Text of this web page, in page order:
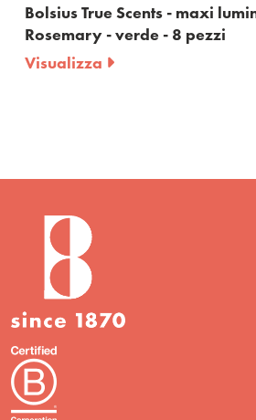
Bolsius True Scents - maxi
Rosemary - verde - 8 pezzi
Visualizza